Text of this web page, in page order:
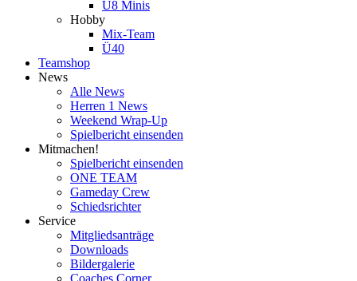
U8 Minis
Hobby
Mix-Team
Ü40
Teamshop
News
Alle News
Herren 1 News
Weekend Wrap-Up
Spielbericht einsenden
Mitmachen!
Spielbericht einsenden
ONE TEAM
Gameday Crew
Schiedsrichter
Service
Mitgliedsanträge
Downloads
Bildergalerie
Coaches Corner